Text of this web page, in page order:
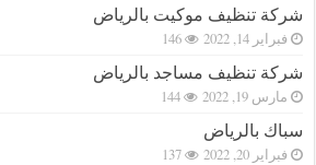
شركة تنظيف موكيت بالرياض
فبراير 14, 2022 146
شركة تنظيف مساجد بالرياض
مارس 19, 2022 144
سباك بالرياض
فبراير 20, 2022 137